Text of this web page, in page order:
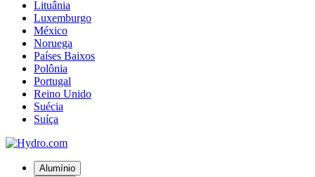
Lituânia
Luxemburgo
México
Noruega
Países Baixos
Polônia
Portugal
Reino Unido
Suécia
Suíça
Alumínio